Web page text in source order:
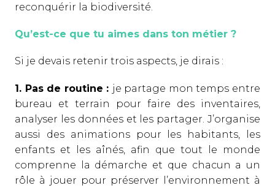
reconquérir la biodiversité.
Qu’est-ce que tu aimes dans ton métier ?
Si je devais retenir trois aspects, je dirais :
1. Pas de routine : je partage mon temps entre
bureau et terrain pour faire des inventaires,
analyser les données et les partager. J’organise
aussi des animations pour les habitants, les
enfants et les aînés, afin que tout le monde
comprenne la démarche et que chacun a un
rôle à jouer pour préserver l’environnement à